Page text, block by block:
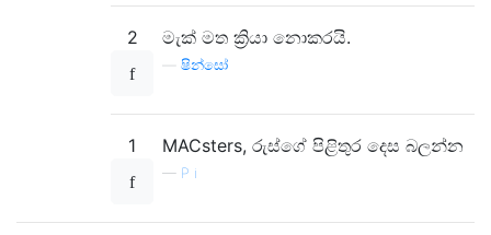
2 මැක් මත ක්‍රියා නොකරයි.
ෂින්සෝ
1 MACsters, රුස්ගේ පිළිතුර දෙස බලන්න
— P i